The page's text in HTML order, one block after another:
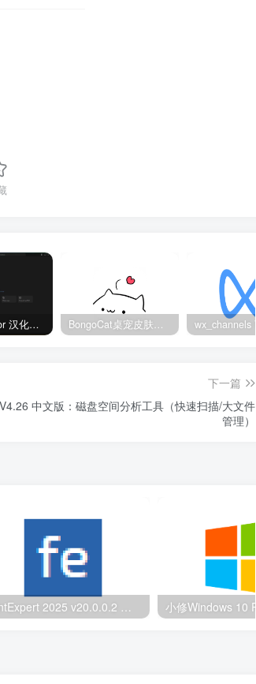
最新版 Cursor 汉化设置中文教程（两种简单方法，附中文语言包下载） BongoCat桌宠皮肤包大全：20款主题皮肤免费下载
下一篇
中文版：磁盘空间分析工具（快速扫描/大文件
管理）​​
FontExpert 2025 v20.0.0.2 汉化版：专业字体管理与预览工具